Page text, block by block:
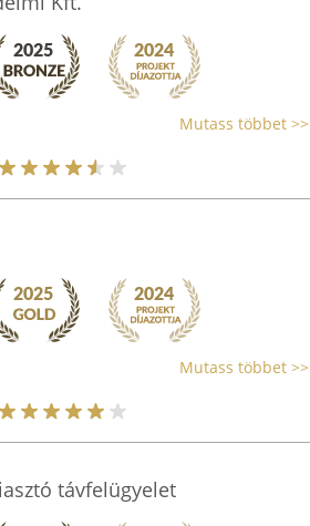
Mutass többet >>
Mutass többet >>
távfelügyelet